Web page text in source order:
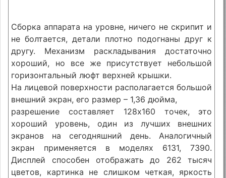
Сборка аппарата на уровне, ничего не скрипит и
не болтается, детали плотно подогнаны друг к
другу. Механизм раскладывания достаточно
хороший, но все же присутствует небольшой
горизонтальный люфт верхней крышки.
На лицевой поверхности располагается большой
внешний экран, его размер – 1,36 дюйма,
разрешение составляет 128х160 точек, это
хороший уровень, один из лучших внешних
экранов на сегодняшний день. Аналогичный
экран применяется в моделях 6131, 7390.
Дисплей способен отображать до 262 тысяч
цветов, картинка не слишком четкая, яркость